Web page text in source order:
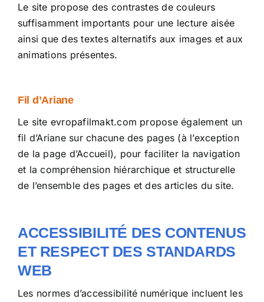
Le site propose des contrastes de couleurs
suffisamment importants pour une lecture aisée
ainsi que des textes alternatifs aux images et aux
animations présentes.
Fil d’Ariane
Le site evropafilmakt.com propose également un
fil d’Ariane sur chacune des pages (à l’exception
de la page d’Accueil), pour faciliter la navigation
et la compréhension hiérarchique et structurelle
de l’ensemble des pages et des articles du site.
ACCESSIBILITÉ DES CONTENUS
ET RESPECT DES STANDARDS
WEB
Les normes d’accessibilité numérique incluent les